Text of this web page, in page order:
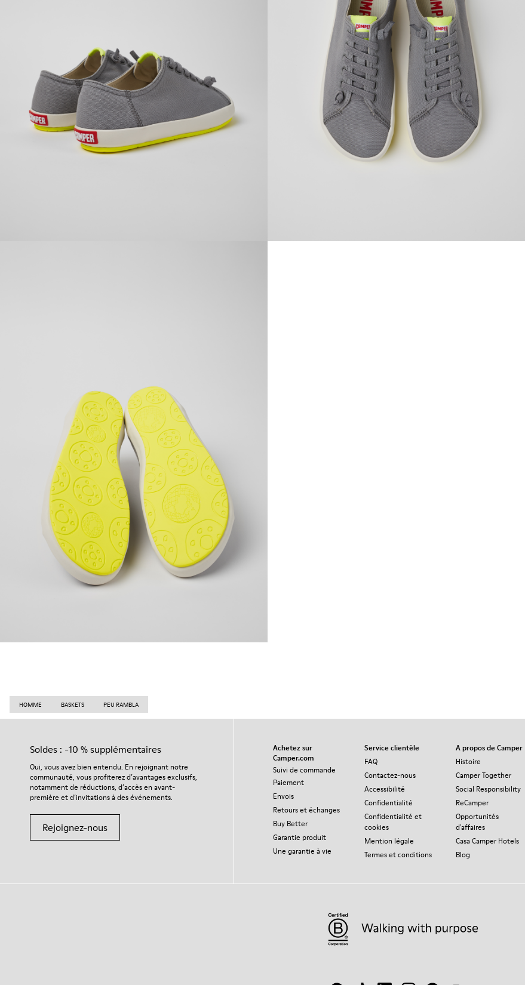
HOMME BASKETS PEU RAMBLA
Soldes : -10 % supplémentaires
Oui, vous avez bien entendu. En rejoignant notre
communauté, vous profiterez d’avantages exclusifs,
notamment de réductions, d’accès en avant-
première et d’invitations à des événements.
Rejoignez-nous
Achetez sur
Camper.com
Suivi de commande
Paiement
Envois
Retours et échanges
Buy Better
Garantie produit
Une garantie à vie
Service clientèle
FAQ
Contactez-nous
Accessibilité
Confidentialité
Confidentialité et
cookies
Mention légale
Termes et conditions
A propos de Camper
Histoire
Camper Together
Social Responsibility
ReCamper
Opportunités
d'affaires
Casa Camper Hotels
Blog